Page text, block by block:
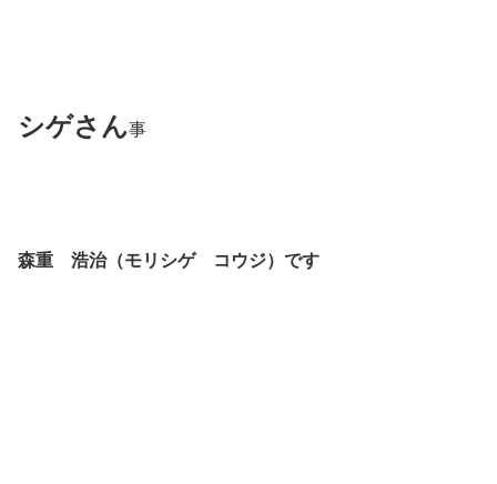
シゲさん事
森重 浩治（モリシゲ コウジ）です